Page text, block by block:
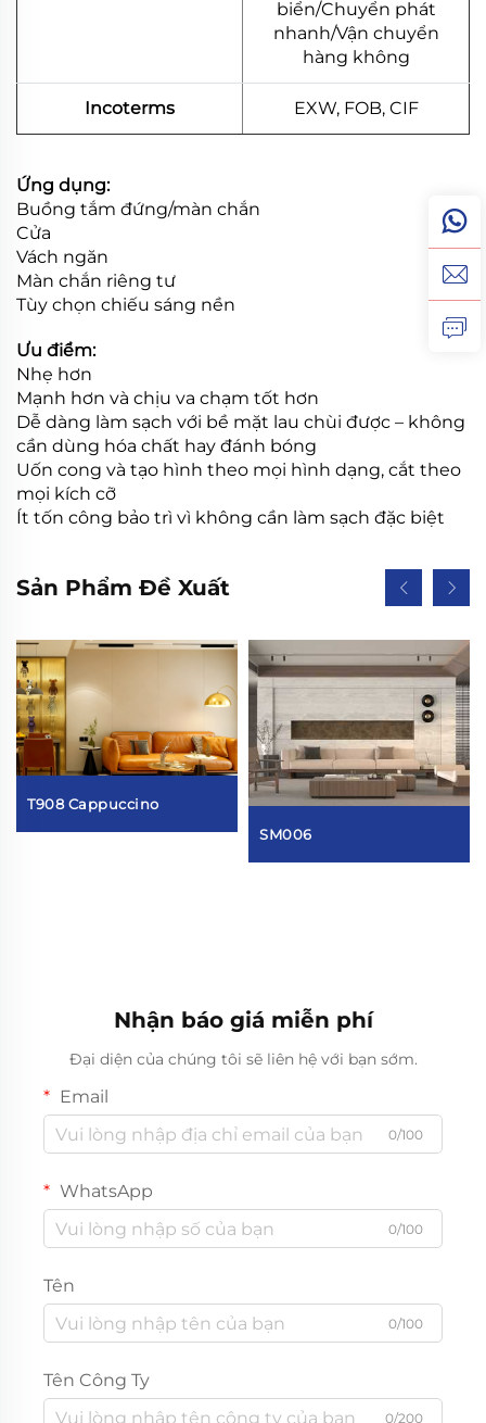
biển/Chuyển phát
nhanh/Vận chuyển
hàng không
Incoterms EXW, FOB, CIF
Ứng dụng:
Buồng tắm đứng/màn chắn
Cửa
Vách ngăn
Màn chắn riêng tư
Tùy chọn chiếu sáng nền
Ưu điểm:
Nhẹ hơn
Mạnh hơn và chịu va chạm tốt hơn
Dễ dàng làm sạch với bề mặt lau chùi được – không
cần dùng hóa chất hay đánh bóng
Uốn cong và tạo hình theo mọi hình dạng, cắt theo
mọi kích cỡ
Ít tốn công bảo trì vì không cần làm sạch đặc biệt
Sản Phẩm Đề Xuất
T908 Cappuccino
SM006
Nhận báo giá miễn phí
Đại diện của chúng tôi sẽ liên hệ với bạn sớm.
Email
0/100
WhatsApp
0/100
Tên
0/100
Tên Công Ty
0/200